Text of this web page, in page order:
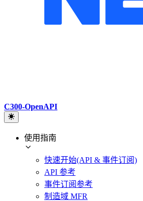
C300-OpenAPI
使用指南
快速开始(API & 事件订阅)
API 参考
事件订阅参考
制造域 MFR